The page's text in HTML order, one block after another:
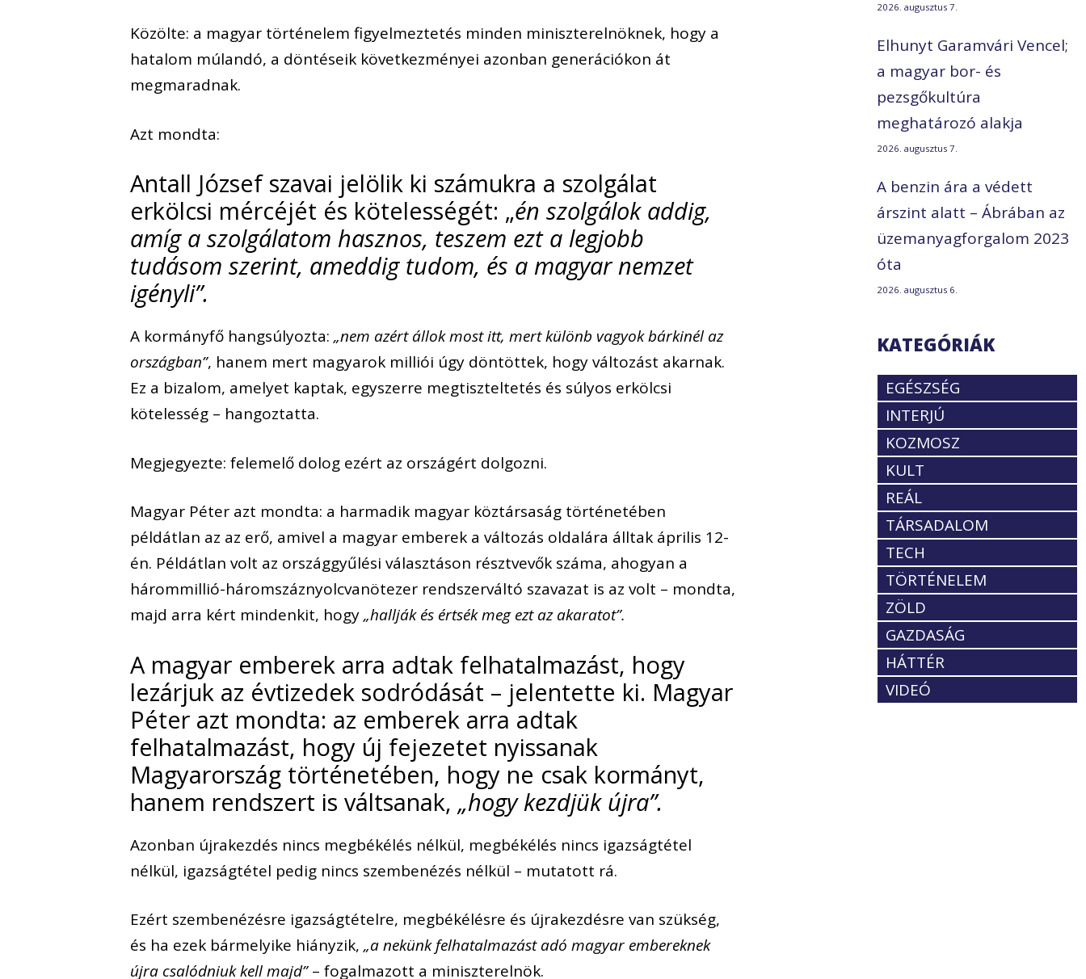
Közölte: a magyar történelem figyelmeztetés minden miniszterelnöknek, hogy a
hatalom múlandó, a döntéseik következményei azonban generációkon át
megmaradnak.
Azt mondta:
Antall József szavai jelölik ki számukra a szolgálat
erkölcsi mércéjét és kötelességét: „én szolgálok addig,
amíg a szolgálatom hasznos, teszem ezt a legjobb
tudásom szerint, ameddig tudom, és a magyar nemzet
igényli”.
A kormányfő hangsúlyozta:„nem azért állok most itt, mert különb vagyok bárkinél az
országban”, hanem mert magyarok milliói úgy döntöttek, hogy változást akarnak.
Ez a bizalom, amelyet kaptak, egyszerre megtiszteltetés és súlyos erkölcsi
kötelesség – hangoztatta.
Megjegyezte: felemelő dolog ezért az országért dolgozni.
Magyar Péter azt mondta: a harmadik magyar köztársaság történetében
példátlan az az erő, amivel a magyar emberek a változás oldalára álltak április 12-
én. Példátlan volt az országgyűlési választáson résztvevők száma, ahogyan a
hárommillió-háromszáznyolcvanötezer rendszerváltó szavazat is az volt – mondta,
majd arra kért mindenkit, hogy„hallják és értsék meg ezt az akaratot”.
A magyar emberek arra adtak felhatalmazást, hogy
lezárjuk az évtizedek sodródását – jelentette ki. Magyar
Péter azt mondta: az emberek arra adtak
felhatalmazást, hogy új fejezetet nyissanak
Magyarország történetében, hogy ne csak kormányt,
hanem rendszert is váltsanak, „hogy kezdjük újra”.
Azonban újrakezdés nincs megbékélés nélkül, megbékélés nincs igazságtétel
nélkül, igazságtétel pedig nincs szembenézés nélkül – mutatott rá.
Ezért szembenézésre igazságtételre, megbékélésre és újrakezdésre van szükség,
és ha ezek bármelyike hiányzik,„a nekünk felhatalmazást adó magyar embereknek
újra csalódniuk kell majd”– fogalmazott a miniszterelnök.
2026. augusztus 7.
Elhunyt Garamvári Vencel;
a magyar bor- és
pezsgőkultúra
meghatározó alakja
2026. augusztus 7.
A benzin ára a védett
árszint alatt – Ábrában az
üzemanyagforgalom 2023
óta
2026. augusztus 6.
KATEGÓRIÁK
EGÉSZSÉG
INTERJÚ
KOZMOSZ
KULT
REÁL
TÁRSADALOM
TECH
TÖRTÉNELEM
ZÖLD
GAZDASÁG
HÁTTÉR
VIDEÓ